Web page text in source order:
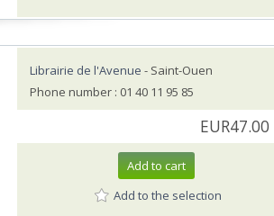
Librairie de l'Avenue - Saint-Ouen
Phone number : 01 40 11 95 85
EUR47.00
Add to cart
Add to the selection